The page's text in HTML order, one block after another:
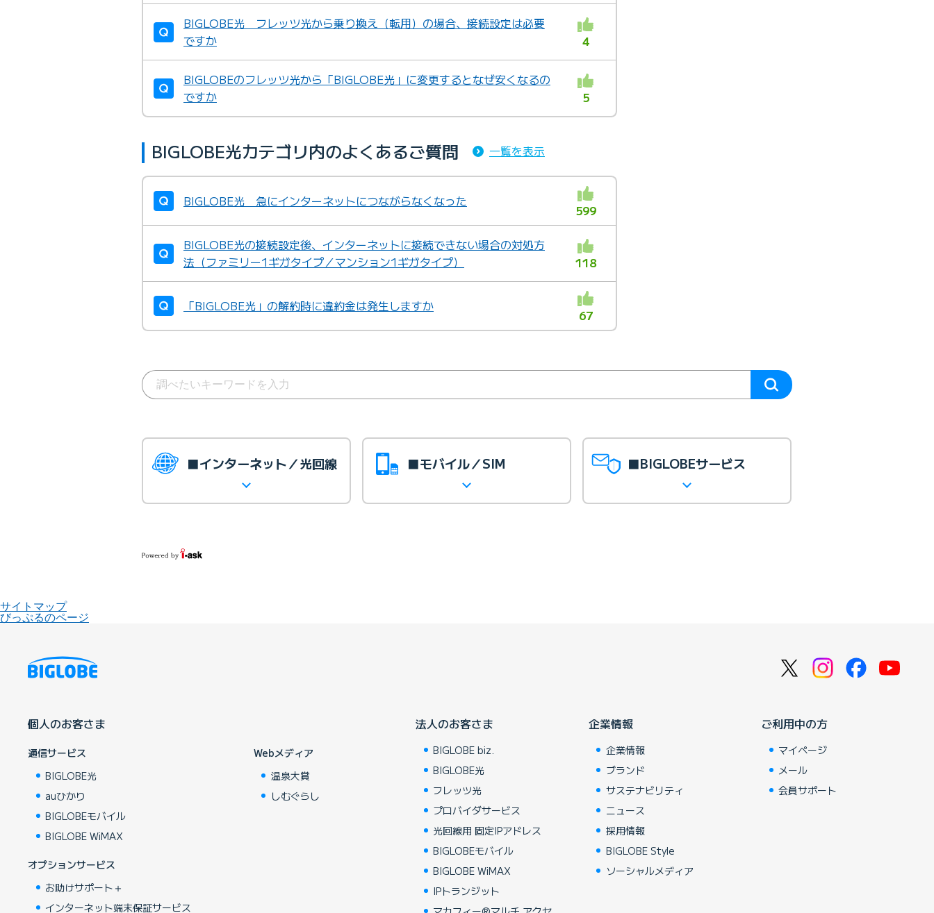
BIGLOBE光 フレッツ光から乗り換え（転用）の場合、接続設定は必要
ですか
4
BIGLOBEのフレッツ光から「BIGLOBE光」に変更するとなぜ安くなるの
ですか
5
BIGLOBE光カテゴリ内のよくあるご質問 一覧を表示
BIGLOBE光 急にインターネットにつながらなくなった
599
BIGLOBE光の接続設定後、インターネットに接続できない場合の対処方
法（ファミリー1ギガタイプ／マンション1ギガタイプ）
118
「BIGLOBE光」の解約時に違約金は発生しますか
67
■インターネット／光回線 ■モバイル／SIM ■BIGLOBEサービス
サイトマップ
びっぷるのページ
個人のお客さま
通信サービス
BIGLOBE光
auひかり
BIGLOBEモバイル
BIGLOBE WiMAX
オプションサービス
お助けサポート＋
インターネット端末保証サービス
Webメディア
温泉大賞
しむぐらし
法人のお客さま
BIGLOBE biz.
BIGLOBE光
フレッツ光
プロバイダサービス
光回線用 固定IPアドレス
BIGLOBEモバイル
BIGLOBE WiMAX
IPトランジット
企業情報
企業情報
ブランド
サステナビリティ
ニュース
採用情報
BIGLOBE Style
ソーシャルメディア
ご利用中の方
マイページ
メール
会員サポート